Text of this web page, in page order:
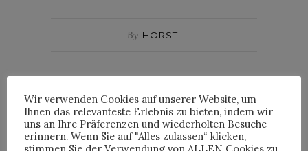
By HORST
HORST
Wir verwenden Cookies auf unserer Website, um
Ihnen das relevanteste Erlebnis zu bieten, indem wir
uns an Ihre Präferenzen und wiederholten Besuche
erinnern. Wenn Sie auf "Alles zulassen“ klicken,